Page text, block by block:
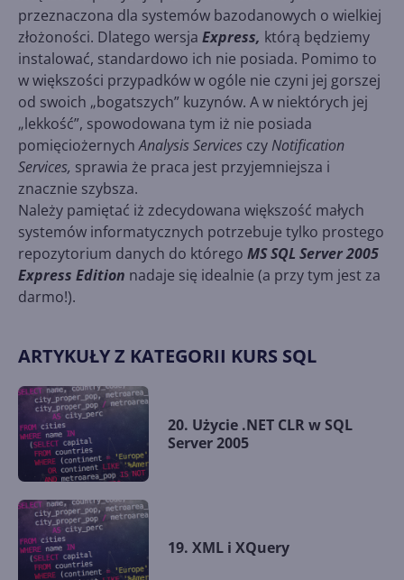
przeznaczona dla systemów bazodanowych o wielkiej
złożoności. Dlatego wersja Express, którą będziemy
instalować, standardowo ich nie posiada. Pomimo to
w większości przypadków w ogóle nie czyni jej gorszej
od swoich „bogatszych” kuzynów. A w niektórych jej
„lekkość”, spowodowana tym iż nie posiada
pomięciożernychAnalysis Services czyNotification
Services, sprawia że praca jest przyjemniejsza i
znacznie szybsza.
Należy pamiętać iż zdecydowana większość małych
systemów informatycznych potrzebuje tylko prostego
repozytorium danych do którego MS SQL Server 2005
Express Edition nadaje się idealnie (a przy tym jest za
darmo!).
ARTYKUŁY Z KATEGORII KURS SQL
20. Użycie .NET CLR w SQL
Server 2005
19. XML i XQuery